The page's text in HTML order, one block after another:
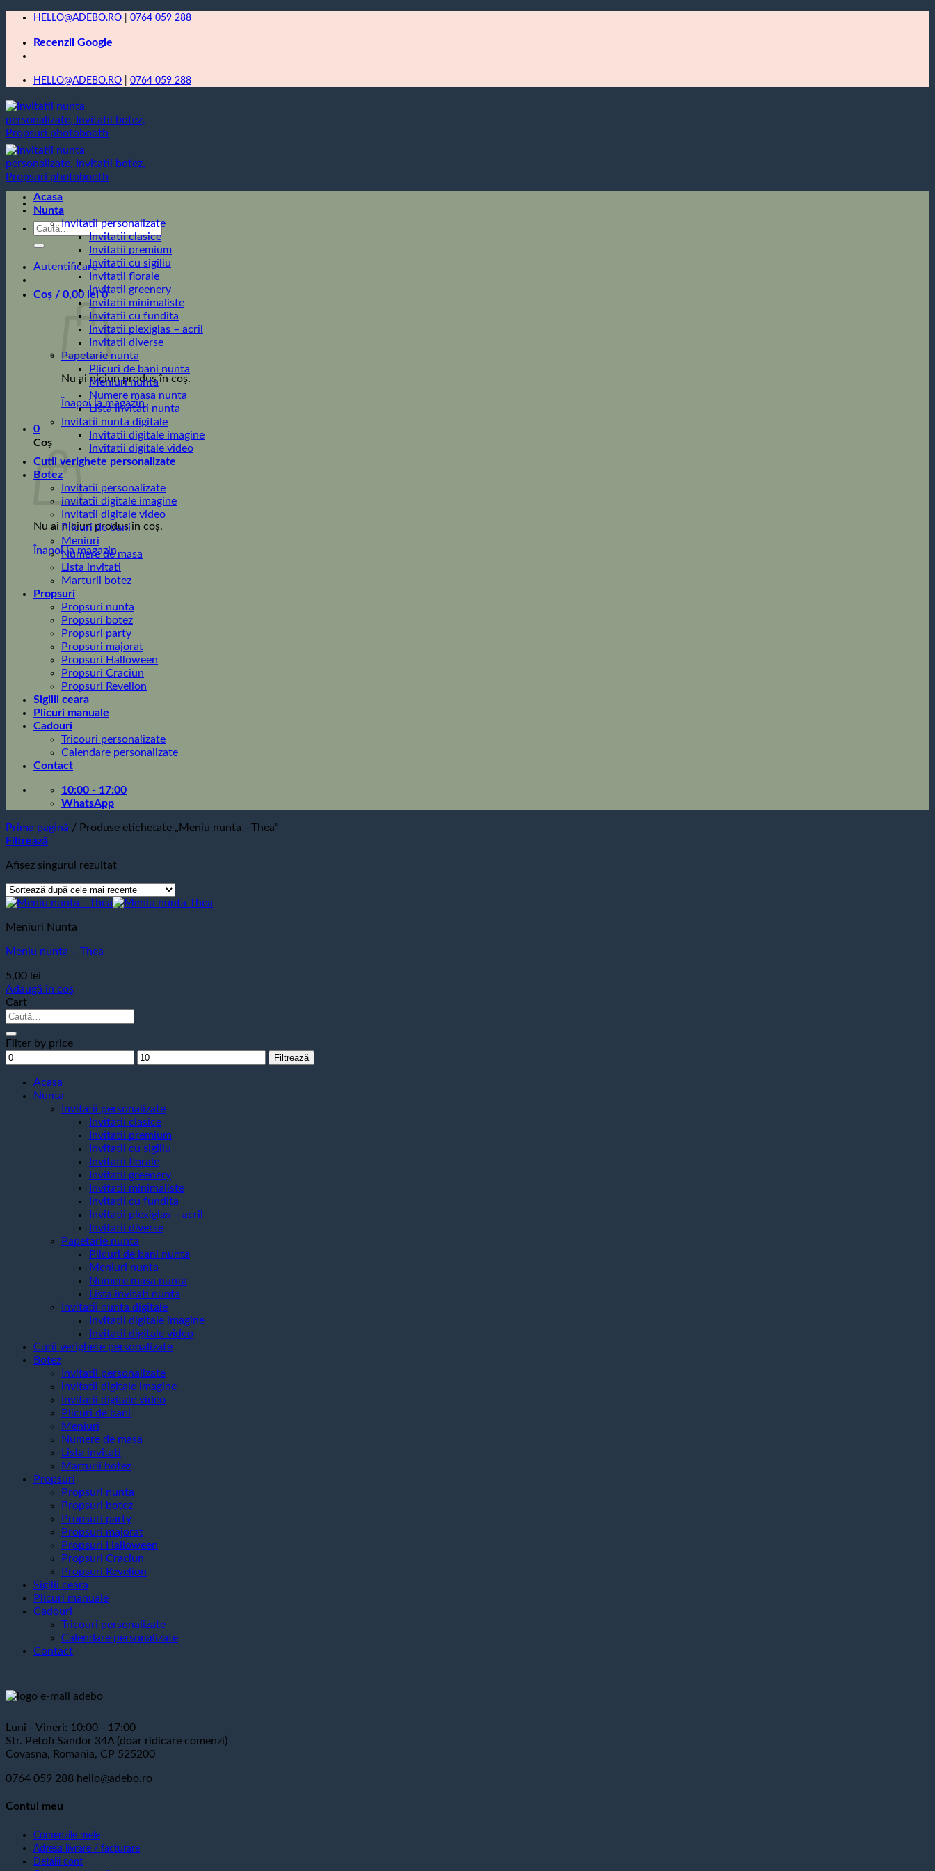
Skip
content
HELLO@ADEBO.RO 0764 059 288
Recenzii Google
HELLO@ADEBO.RO 0764 059 288
Caută
Autentificare
Coș / 0,00 lei 0
Nu ai niciun produs în coș.
Înapoi la magazin
0
Coș
Nu ai niciun produs în coș.
Înapoi la magazin
Acasa
Nunta
Invitatii personalizate
Invitatii clasice
Invitatii premium
Invitatii cu sigiliu
Invitatii florale
Invitatii greenery
Invitatii minimaliste
Invitatii cu fundita
Invitatii plexiglas – acril
Invitatii diverse
Papetarie nunta
Plicuri de bani nunta
Meniuri nunta
Numere masa nunta
Lista invitati nunta
Invitatii nunta digitale
Invitatii digitale imagine
Invitatii digitale video
Cutii verighete personalizate
Botez
Invitatii personalizate
invitatii digitale imagine
Invitatii digitale video
Plicuri de bani
Meniuri
Numere de masa
Lista invitati
Marturii botez
Propsuri
Propsuri nunta
Propsuri botez
Propsuri party
Propsuri majorat
Propsuri Halloween
Propsuri Craciun
Propsuri Revelion
Sigilii ceara
Plicuri manuale
Cadouri
Tricouri personalizate
Calendare personalizate
Contact
10:00 - 17:00
WhatsApp
Prima pagină / Produse etichetate „Meniu nunta - Thea”
Filtrează
Afișez singurul rezultat
Meniuri Nunta
Meniu nunta – Thea
5,00 lei
Adaugă în coș
Cart
Caută
Filter by price
Preț
Preț
Filtrează
Acasa
Nunta
Invitatii personalizate
Invitatii clasice
Invitatii premium
Invitatii cu sigiliu
Invitatii florale
Invitatii greenery
Invitatii minimaliste
Invitatii cu fundita
Invitatii plexiglas – acril
Invitatii diverse
Papetarie nunta
Plicuri de bani nunta
Meniuri nunta
Numere masa nunta
Lista invitati nunta
Invitatii nunta digitale
Invitatii digitale imagine
Invitatii digitale video
Cutii verighete personalizate
Botez
Invitatii personalizate
invitatii digitale imagine
Invitatii digitale video
Plicuri de bani
Meniuri
Numere de masa
Lista invitati
Marturii botez
Propsuri
Propsuri nunta
Propsuri botez
Propsuri party
Propsuri majorat
Propsuri Halloween
Propsuri Craciun
Propsuri Revelion
Sigilii ceara
Plicuri manuale
Cadouri
Tricouri personalizate
Calendare personalizate
Contact
Luni - Vineri: 10:00 - 17:00
Str. Petofi Sandor 34A (doar ridicare comenzi)
Covasna, Romania, CP 525200
0764 059 288 hello@adebo.ro
Contul meu
Comenzile mele
Adresa livrare / facturare
Detalii cont